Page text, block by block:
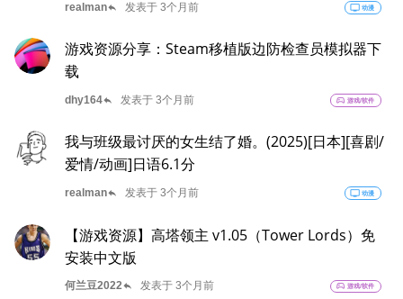
realmanreply 发表于 3个月前 tv 动漫
游戏资源分享：Steam移植版边防检查员模拟器下
载
dhy164reply 发表于 3个月前 sports_esports 游戏/软件
我与班级最讨厌的女生结了婚。(2025)[日本][喜剧/
爱情/动画]日语6.1分
realmanreply 发表于 3个月前 tv 动漫
【游戏资源】高塔领主 v1.05（Tower Lords）免
安装中文版
何兰豆2022reply 发表于 3个月前 sports_esports 游戏/软件